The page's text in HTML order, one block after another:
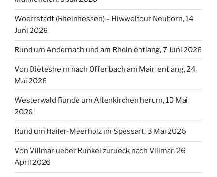
Woerrstadt (Rheinhessen) – Hiwweltour Neuborn, 14
Juni 2026
Rund um Andernach und am Rhein entlang, 7 Juni 2026
Von Dietesheim nach Offenbach am Main entlang, 24
Mai 2026
Westerwald Runde um Altenkirchen herum, 10 Mai
2026
Rund um Hailer-Meerholz im Spessart, 3 Mai 2026
Von Villmar ueber Runkel zurueck nach Villmar, 26
April 2026